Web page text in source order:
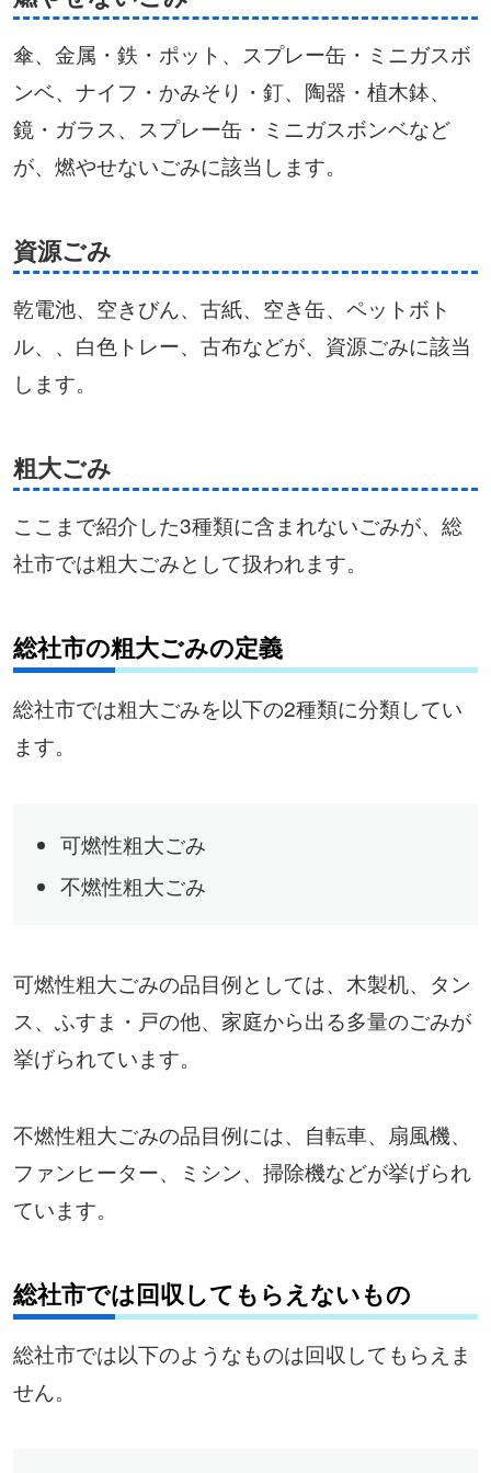
傘、金属・鉄・ポット、スプレー缶・ミニガスボ
ンベ、ナイフ・かみそり・釘、陶器・植木鉢、
鏡・ガラス、スプレー缶・ミニガスボンベなど
が、燃やせないごみに該当します。
資源ごみ
乾電池、空きびん、古紙、空き缶、ペットボト
ル、、白色トレー、古布などが、資源ごみに該当
します。
粗大ごみ
ここまで紹介した3種類に含まれないごみが、総
社市では粗大ごみとして扱われます。
総社市の粗大ごみの定義
総社市では粗大ごみを以下の2種類に分類してい
ます。
可燃性粗大ごみ
不燃性粗大ごみ
可燃性粗大ごみの品目例としては、木製机、タン
ス、ふすま・戸の他、家庭から出る多量のごみが
挙げられています。
不燃性粗大ごみの品目例には、自転車、扇風機、
ファンヒーター、ミシン、掃除機などが挙げられ
ています。
総社市では回収してもらえないもの
総社市では以下のようなものは回収してもらえま
せん。